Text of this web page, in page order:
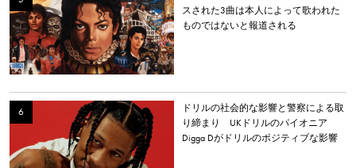
スされた3曲は本人によって歌われた
ものではないと報道される
ドリルの社会的な影響と警察による取
り締まり UKドリルのパイオニア
Digga Dがドリルのポジティブな影響